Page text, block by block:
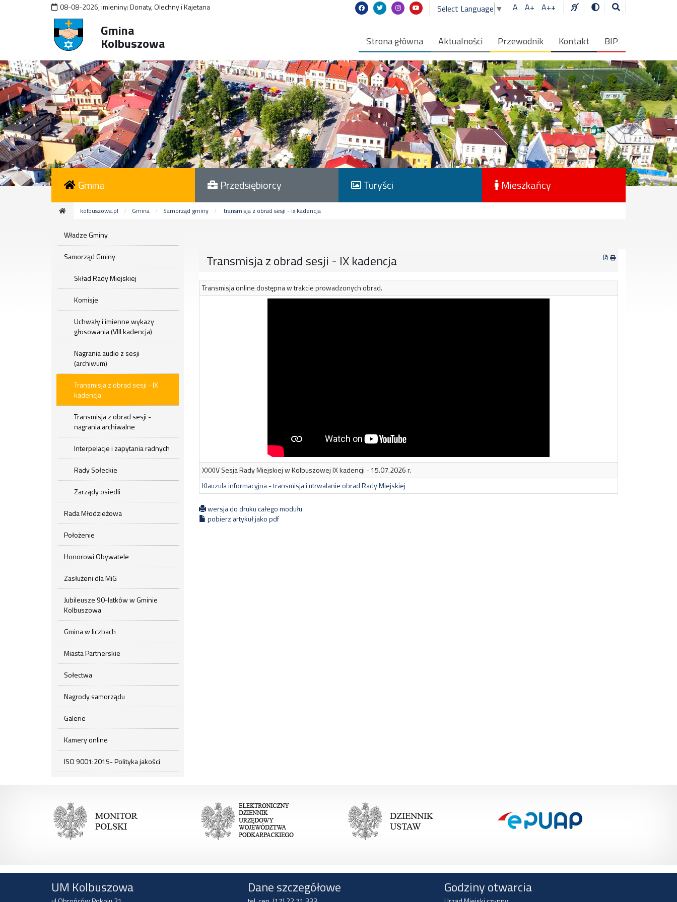
08-08-2026,imieniny:Donaty, Olechny i Kajetana A A+ A++
Select Language ▼
Gmina
Kolbuszowa Strona główna Aktualności Przewodnik Kontakt BIP
Gmina Przedsiębiorcy Turyści Mieszkańcy
kolbuszowa.pl Gmina Samorząd gminy transmisja z obrad sesji - ix kadencja
Władze Gminy
Samorząd Gminy
Skład Rady Miejskiej
Komisje
Uchwały i imienne wykazy
głosowania (VIII kadencja)
Nagrania audio z sesji
(archiwum)
Transmisja z obrad sesji - IX
kadencja
Transmisja z obrad sesji -
nagrania archiwalne
Interpelacje i zapytania radnych
Rady Sołeckie
Zarządy osiedli
Rada Młodzieżowa
Położenie
Honorowi Obywatele
Zasłużeni dla MiG
Jubileusze 90-latków w Gminie
Kolbuszowa
Gmina w liczbach
Miasta Partnerskie
Sołectwa
Nagrody samorządu
Galerie
Kamery online
ISO 9001:2015- Polityka jakości
Transmisja z obrad sesji - IX kadencja
Transmisja online dostępna w trakcie prowadzonych obrad.
XXXIV Sesja Rady Miejskiej w Kolbuszowej IX kadencji - 15.07.2026 r.
Klauzula informacyjna - transmisja i utrwalanie obrad Rady Miejskiej
wersja do druku całego modułu
pobierz artykuł jako pdf
UM Kolbuszowa Dane szczegółowe Godziny otwarcia